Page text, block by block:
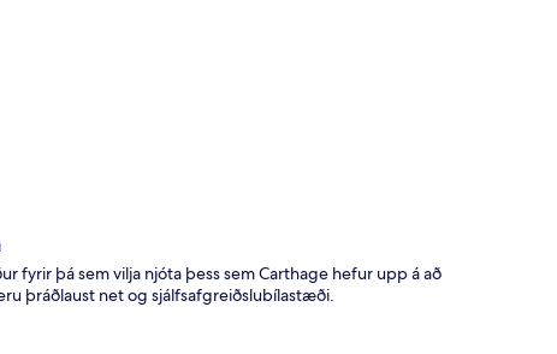
fyrir þá sem vilja njóta þess sem Carthage hefur upp á að
þráðlaust net og sjálfsafgreiðslubílastæði.